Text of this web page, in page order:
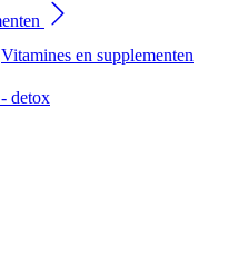
Vitamines en supplementen
detox